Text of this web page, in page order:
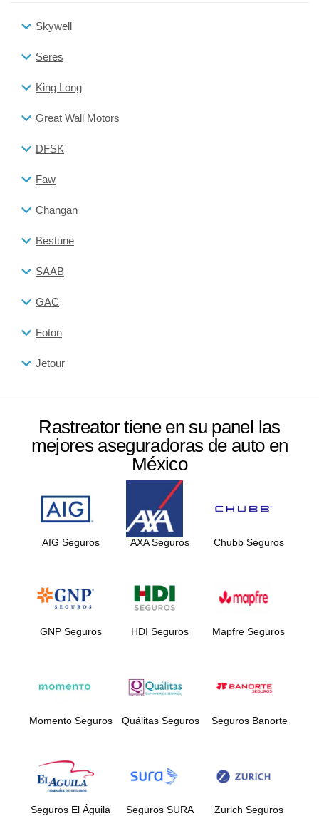
Skywell
Seres
King Long
Great Wall Motors
DFSK
Faw
Changan
Bestune
SAAB
GAC
Foton
Jetour
Rastreator tiene en su panel las
mejores aseguradoras de auto en
México
AIG Seguros AXA Seguros Chubb Seguros
GNP Seguros HDI Seguros Mapfre Seguros
Momento Seguros Quálitas Seguros Seguros Banorte
Seguros El Águila Seguros SURA Zurich Seguros